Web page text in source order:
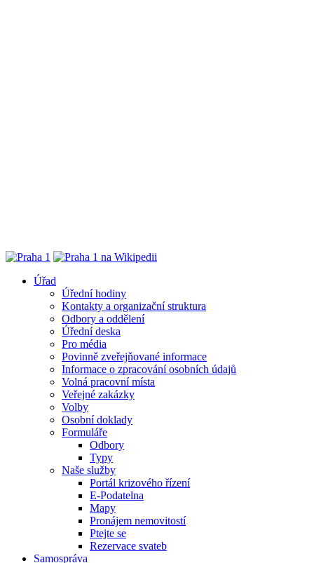
Úřad
Úřední hodiny
Kontakty a organizační struktura
Odbory a oddělení
Úřední deska
Pro média
Povinně zveřejňované informace
Informace o zpracování osobních údajů
Volná pracovní místa
Veřejné zakázky
Volby
Osobní doklady
Formuláře
Odbory
Typy
Naše služby
Portál krizového řízení
E-Podatelna
Mapy
Pronájem nemovitostí
Ptejte se
Rezervace svateb
Samospráva